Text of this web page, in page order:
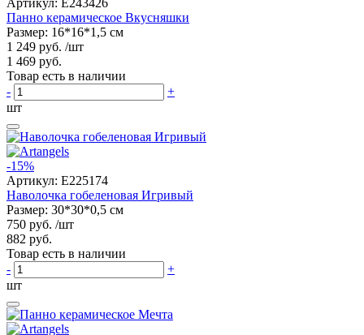
Панно керамическое Вкусняшки
Размер: 16*16*1,5 см
1 249 руб. /шт
1 469 руб.
Товар есть в наличии
-
+
шт
-15%
Артикул: E225174
Наволочка гобеленовая Игривый
Размер: 30*30*0,5 см
750 руб. /шт
882 руб.
Товар есть в наличии
-
+
шт